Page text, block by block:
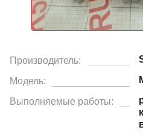
Производитель:
Модель:
Выполняемые работы: